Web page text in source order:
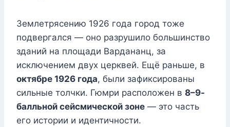
Землетрясению 1926 года город тоже
подвергался — оно разрушило большинство
зданий на площади Вардананц, за
исключением двух церквей. Ещё раньше, в
октябре 1926 года, были зафиксированы
сильные толчки. Гюмри расположен в 8–9-
балльной сейсмической зоне — это часть
его истории и идентичности.